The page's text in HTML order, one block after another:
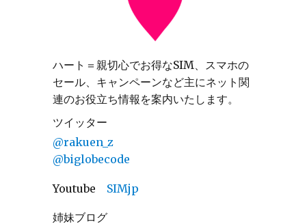
ハート＝親切心でお得なSIM、スマホの
セール、キャンペーンなど主にネット関
連のお役立ち情報を案内いたします。
ツイッター
@rakuen_z
@biglobecode
Youtube SIMjp
姉妹ブログ